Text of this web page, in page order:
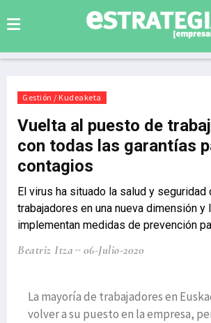
Gestión / Kudeaketa
Vuelta al puesto de
con todas las garantías
contagios
El virus ha situado la salud y seguridad
trabajadores en una nueva dimensión y
implementan medidas de prevención
Beatriz Itza 06-Julio-2020
La mayoría de trabajadores en
volver a su puesto en la empresa,